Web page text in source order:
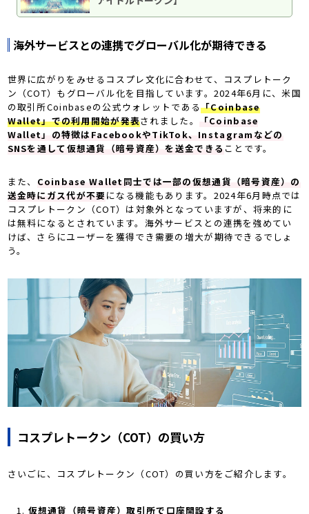
海外サービスとの連携でグローバル化が期待できる
世界に広がりをみせるコスプレ文化に合わせて、コスプレトーク
ン（COT）もグローバル化を目指しています。2024年6月に、米国
の取引所Coinbaseの公式ウォレットである「Coinbase
Wallet」での利用開始が発表されました。
「Coinbase
Wallet」の特徴はFacebookやTikTok、Instagramなどの
SNSを通して仮想通貨（暗号資産）を送金できる ことです。
また、 Coinbase Wallet同士では一部の仮想通貨（暗号資産）の
送金時にガス代が不要 になる機能もあります。2024年6月時点では
コスプレトークン（COT）は対象外となっていますが、将来的に
は無料になるとされています。海外サービスとの連携を強めてい
けば、さらにユーザーを獲得でき需要の増大が期待できるでしょ
う。
コスプレトークン（COT）の買い方
さいごに、コスプレトークン（COT）の買い方をご紹介します。
仮想通貨（暗号資産）取引所で口座開設する